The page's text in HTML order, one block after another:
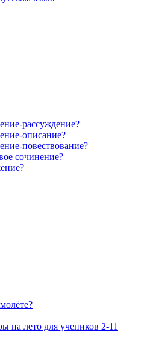
рассуждение?
описание?
повествование?
сочинение?
на лето для учеников 2-11